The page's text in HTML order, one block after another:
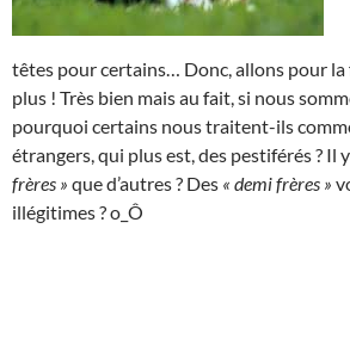
têtes pour certains… Donc, allons pour la
plus ! Très bien mais au fait, si nous
pourquoi certains nous traitent-ils
étrangers, qui plus est, des pestiférés ? Il
frères » que d’autres ? Des « demi frères »
illégitimes ? o_Ô